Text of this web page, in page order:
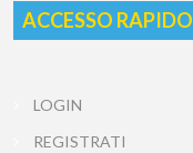
ACCESSO RAPIDO
LOGIN
REGISTRATI